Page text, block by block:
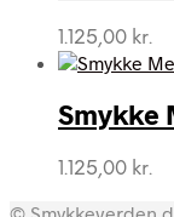
1.125,00 kr.
Smykke
1.125,00 kr.
©